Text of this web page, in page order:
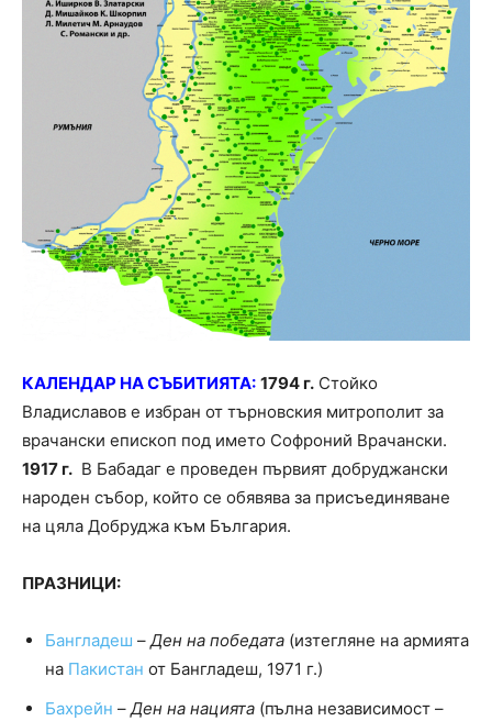
КАЛЕНДАР НА СЪБИТИЯТА: 1794 г. Стойко
Владиславов е избран от търновския митрополит за
врачански епископ под името Софроний Врачански.
1917 г. В Бабадаг е проведен първият добруджански
народен събор, който се обявява за присъединяване
на цяла Добруджа към България.
ПРАЗНИЦИ:
Бангладеш –Ден на победата (изтегляне на армията
на Пакистан от Бангладеш, 1971 г.)
Бахрейн –Ден на нацията (пълна независимост –